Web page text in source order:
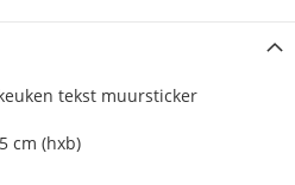
tekst muursticker
cm (hxb)